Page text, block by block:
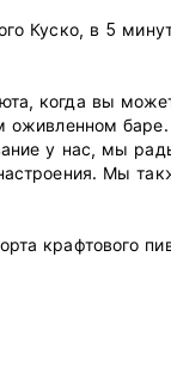
Куско, в 5
когда вы
оживленном
у нас, мы
Мы
крафтового